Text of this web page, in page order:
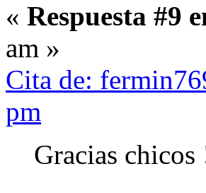
« Respuesta #9
am »
Cita de:
pm
Gracias chicos